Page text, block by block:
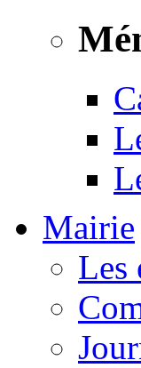
Mairie
Les